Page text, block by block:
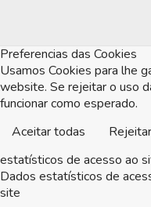
Preferencias das Cookies
Usamos Cookies para lhe
website. Se rejeitar o uso
funcionar como esperado.
Aceitar todas
estatísticos de acesso ao
Dados estatísticos de
site